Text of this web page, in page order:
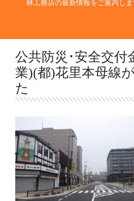
林工務店の最新情報をご案内しま
公共防災･安全交付
業)(都)花里本母線
た